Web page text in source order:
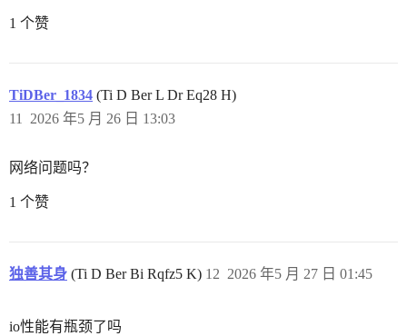
1 个赞
TiDBer_1834 (Ti D Ber L Dr Eq28 H)
2026 年5 月 26 日 13:03
11
网络问题吗？
1 个赞
独善其身 (Ti D Ber Bi Rqfz5 K) 2026 年5 月 27 日 01:45
12
io性能有瓶颈了吗